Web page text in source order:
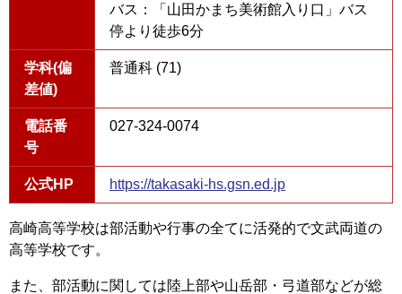
バス：「山田かまち美術館入り口」バス
停より徒歩6分
学科(偏
差値)
普通科 (71)
電話番
号
027-324-0074
公式HP https://takasaki-hs.gsn.ed.jp
高崎高等学校は部活動や行事の全てに活発的で文武両道の
高等学校です。
また、部活動に関しては陸上部や山岳部・弓道部などが総